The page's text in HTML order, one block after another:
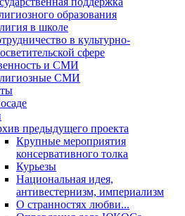
образования
в школе
в культурно-
сфере
и СМИ
СМИ
предыдущего проекта
Крупные мероприятия
консервативного толка
Курьезы
Национальная идея,
антивестернизм, империализм
О странностях любви...